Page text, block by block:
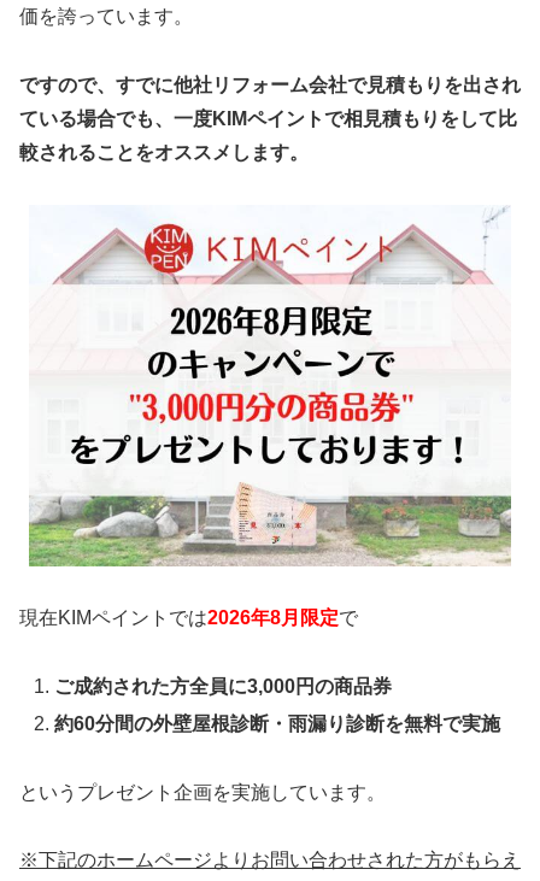
価を誇っています。
ですので、すでに他社リフォーム会社で見積もりを出され
ている場合でも、一度KIMペイントで相見積もりをして比
較されることをオススメします。
現在KIMペイントでは2026年8月限定で
ご成約された方全員に3,000円の商品券
約60分間の外壁屋根診断・雨漏り診断を無料で実施
というプレゼント企画を実施しています。
※下記のホームページよりお問い合わせされた方がもらえ